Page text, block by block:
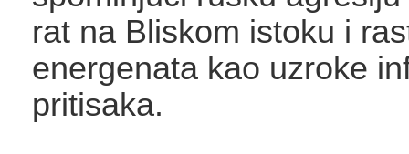
rat na Bliskom istoku i
energenata kao uzroke
pritisaka.